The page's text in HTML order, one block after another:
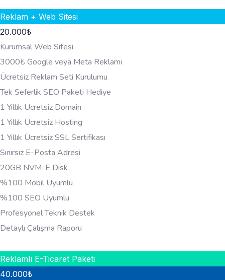
Reklam + Web Sitesi
20.000₺
Kurumsal Web Sitesi
3000₺ Google veya Meta Reklamı
Ücretsiz Reklam Seti Kurulumu
Tek Seferlik SEO Paketi Hediye
1 Yıllık Ücretsiz Domain
1 Yıllık Ücretsiz Hosting
1 Yıllık Ücretsiz SSL Sertifikası
Sınırsız E-Posta Adresi
20GB NVM-E Disk
%100 Mobil Uyumlu
%100 SEO Uyumlu
Profesyonel Teknik Destek
Detaylı Çalışma Raporu
Reklamlı E-Ticaret Paketi
40.000₺